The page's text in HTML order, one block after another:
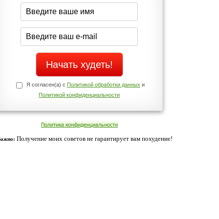
середине дня?
Да
Нет
Телефоны службы поддержки
+7 (909) 421-77-27
cookies. Оставаясь с нами, вы соглашаетесь с нашей
Согласен